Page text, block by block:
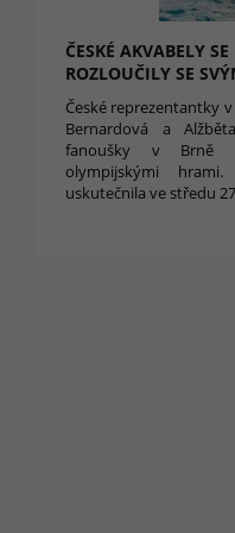
ČESKÉ AKVABELY
ROZLOUČILY SE
České reprezentantky
Bernardová a
fanoušky v Brně
olympijskými
uskutečnila ve středu